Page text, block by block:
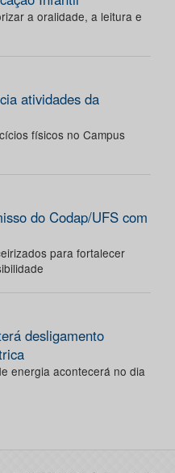
a oralidade, a leitura e
atividades da
físicos no Campus
do Codap/UFS com
para fortalecer
desligamento
energia acontecerá no dia